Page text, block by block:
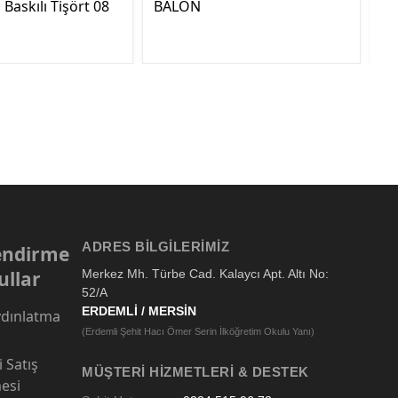
Tişört 08 BALON
ADRES BILGILERIMIZ
Merkez Mh. Türbe Cad. Kalaycı Apt. Altı No:
52/A
ERDEMLİ / MERSİN
(Erdemli Şehit Hacı Ömer Serin İlköğretim Okulu Yanı)
MÜŞTERI HIZMETLERI & DESTEK